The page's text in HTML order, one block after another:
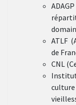
ATLF
de
CNL
culture